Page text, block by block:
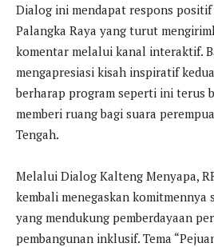
Dialog ini mendapat respons positif
Palangka Raya yang turut
komentar melalui kanal interaktif.
mengapresiasi kisah inspiratif
berharap program seperti ini terus
memberi ruang bagi suara
Tengah.
Melalui Dialog Kalteng Menyapa,
kembali menegaskan komitmennya
yang mendukung pemberdayaan
pembangunan inklusif. Tema